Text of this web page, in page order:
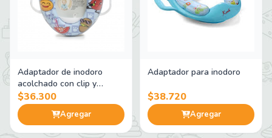
Adaptador de inodoro
acolchado con clip y
manijas
$36.300
Agregar
Adaptador para inodoro
$38.720
Agregar